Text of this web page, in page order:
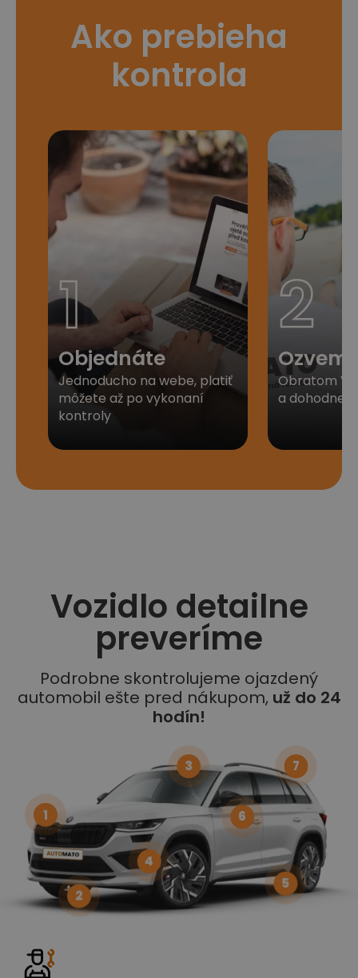
Ako prebieha
kontrola
1
Objednáte
Jednoducho na webe, platiť
môžete až po vykonaní
kontroly
2
Obratom
a
Vozidlo detailne
preveríme
Podrobne skontrolujeme ojazdený
automobil ešte pred nákupom, už do 24
hodín!
1
2
3
4
5
6
7